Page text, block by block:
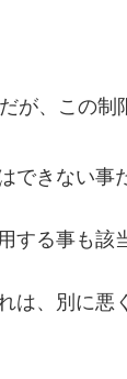
が、この制
できない事
する事も該
は、別に悪